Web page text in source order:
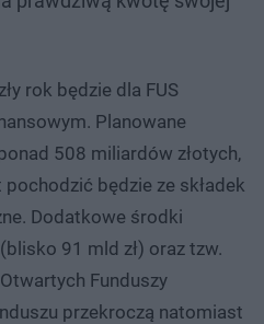
rok będzie dla FUS
Planowane
508 miliardów złotych,
będzie ze składek
Dodatkowe środki
91 mld zł) oraz tzw.
Funduszy
przekroczą natomiast